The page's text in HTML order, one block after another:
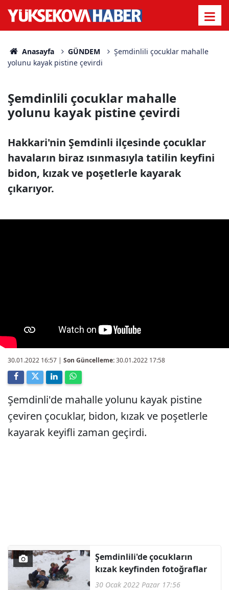
Anasayfa GÜNDEM
Şemdinlili çocuklar mahalle
yolunu kayak pistine çevirdi
Şemdinlili çocuklar mahalle
yolunu kayak pistine çevirdi
Hakkari'nin Şemdinli ilçesinde çocuklar
havaların biraz ısınmasıyla tatilin keyfini
bidon, kızak ve poşetlerle kayarak
çıkarıyor.
30.01.2022 16:57 | Son Güncelleme:30.01.2022 17:58
Şemdinli'de mahalle yolunu kayak pistine
çeviren çocuklar, bidon, kızak ve poşetlerle
kayarak keyifli zaman geçirdi.
Şemdinlili'de çocukların
kızak keyfinden fotoğraflar
30 Ocak 2022 Pazar 17:56